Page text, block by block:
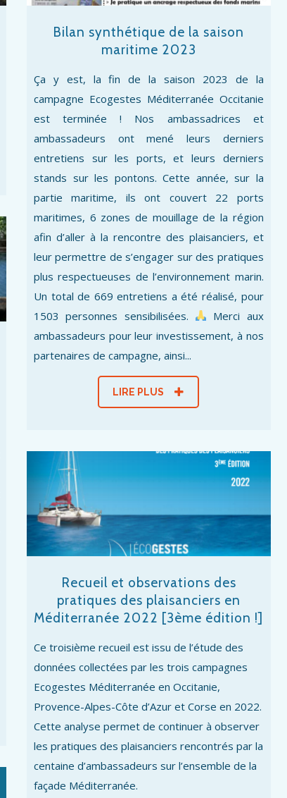
Bilan synthétique de la saison
maritime 2023
Ça y est, la fin de la saison 2023 de la
campagne Ecogestes Méditerranée Occitanie
est terminée ! Nos ambassadrices et
ambassadeurs ont mené leurs derniers
entretiens sur les ports, et leurs derniers
stands sur les pontons. Cette année, sur la
partie maritime, ils ont couvert 22 ports
maritimes, 6 zones de mouillage de la région
afin d’aller à la rencontre des plaisanciers, et
leur permettre de s’engager sur des pratiques
plus respectueuses de l’environnement marin.
Un total de 669 entretiens a été réalisé, pour
1503 personnes sensibilisées.
Merci aux
ambassadeurs pour leur investissement, à nos
partenaires de campagne, ainsi...
LIRE PLUS
Recueil et observations des
pratiques des plaisanciers en
Méditerranée 2022 [3ème édition !]
Ce troisième recueil est issu de l’étude des
données collectées par les trois campagnes
Ecogestes Méditerranée en Occitanie,
Provence-Alpes-Côte d’Azur et Corse en 2022.
Cette analyse permet de continuer à observer
les pratiques des plaisanciers rencontrés par la
centaine d’ambassadeurs sur l’ensemble de la
façade Méditerranée.